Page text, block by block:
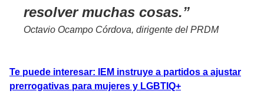
resolver muchas cosas.
Octavio Ocampo Córdova, dirigente del PRDM
Te puede interesar: IEM instruye a partidos a ajustar
prerrogativas para mujeres y LGBTIQ+